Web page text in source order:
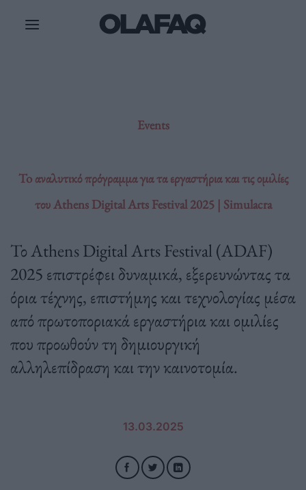
Events
To αναλυτικό πρόγραμμα για τα εργαστήρια και τις ομιλίες
του Athens Digital Arts Festival 2025 | Simulacra
Το Athens Digital Arts Festival (ADAF)
2025 επιστρέφει δυναμικά, εξερευνώντας τα
όρια τέχνης, επιστήμης και τεχνολογίας μέσα
από πρωτοποριακά εργαστήρια και ομιλίες
που προωθούν τη δημιουργική
αλληλεπίδραση και την καινοτομία.
13.03.2025